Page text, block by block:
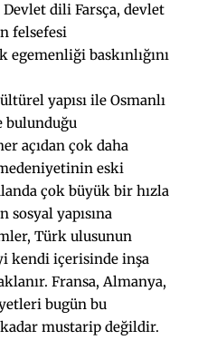
dili Farsça, devlet
felsefesi
baskınlığını
yapısı ile Osmanlı
bulunduğu
açıdan çok daha
eski
çok büyük bir hızla
sosyal yapısına
Türk ulusunun
kendi içerisinde inşa
Fransa, Almanya,
bugün bu
mustarip değildir.